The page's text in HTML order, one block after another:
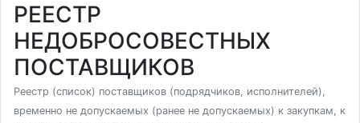
РЕЕСТР
НЕДОБРОСОВЕСТНЫХ
ПОСТАВЩИКОВ
Реестр (список) поставщиков (подрядчиков, исполнителей),
временно не допускаемых (ранее не допускаемых) к закупкам, к